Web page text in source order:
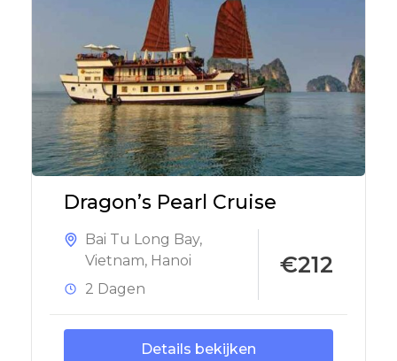
Dragon’s Pearl Cruise
Bai Tu Long Bay,
Vietnam, Hanoi
2 Dagen
€212
Details bekijken